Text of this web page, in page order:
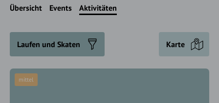
Übersicht Events Aktivitäten
Laufen und Skaten Karte
mittel